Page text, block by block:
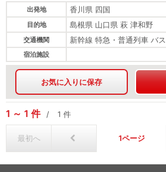
出発地
香川県 四国
目的地 島根県 山口県 萩 津和野
交通機関 新幹線 特急・普通列車 バス
宿泊施設
お気に入りに保存
1 1 件 1 件
最初へ 1